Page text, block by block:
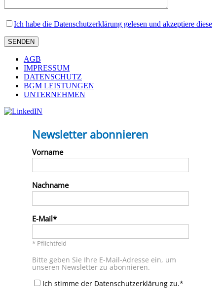
Ich habe die Datenschutzerklärung gelesen und akzeptiere diese
AGB
IMPRESSUM
DATENSCHUTZ
BGM LEISTUNGEN
UNTERNEHMEN
Newsletter abonnieren
Vorname
Nachname
E-Mail
* Pflichtfeld
Bitte geben Sie Ihre E-Mail-Adresse ein, um
unseren Newsletter zu abonnieren.
Ich stimme der Datenschutzerklärung zu.*